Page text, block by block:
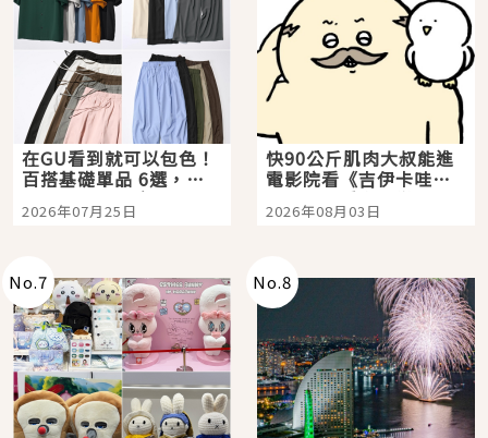
在GU看到就可以包色！
百搭基礎單品 6選，閉
眼全收也不心疼
2026年07月25日
快90公斤肌肉大叔能進
電影院看《吉伊卡哇》
嗎？日本重金屬樂團
「打首」會長與nagano
2026年08月03日
No.7 No.8